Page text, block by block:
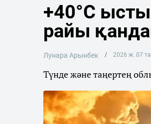
+40°C
райы
Лунара Арынбек 2026 ж. 07
Түнде және таңертең